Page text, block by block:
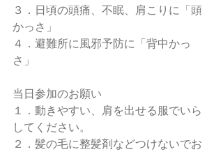
３．日頃の頭痛、不眠、肩こりに「頭
かっさ」
４．避難所に風邪予防に「背中かっ
さ」
当日参加のお願い
１．動きやすい、肩を出せる服でいら
してください。
２．髪の毛に整髪剤などつけないでお